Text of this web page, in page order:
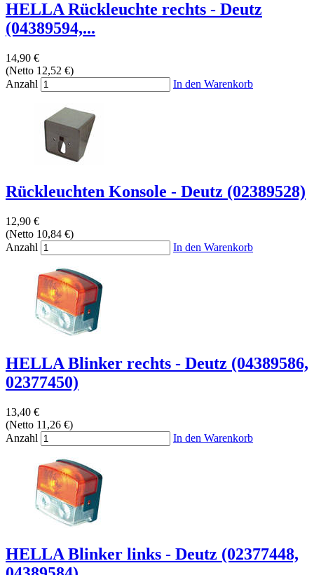
HELLA Rückleuchte rechts - Deutz
(04389594,...
14,90 €
(Netto 12,52 €)
Anzahl
In den Warenkorb
Rückleuchten Konsole - Deutz (02389528)
12,90 €
(Netto 10,84 €)
Anzahl
In den Warenkorb
HELLA Blinker rechts - Deutz (04389586,
02377450)
13,40 €
(Netto 11,26 €)
Anzahl
In den Warenkorb
HELLA Blinker links - Deutz (02377448,